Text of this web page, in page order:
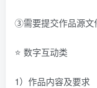
③需要提交作品源文
⭐ 数字互动类
1）作品内容及要求